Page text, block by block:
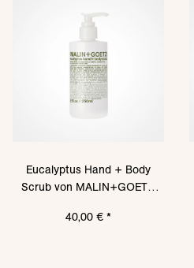
Eucalyptus Hand + Body
Scrub von MALIN+GOETZ,
40,00 € *